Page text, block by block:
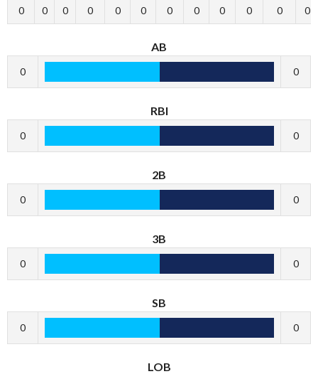
0 0 0 0 0 0 0 0 0 0 0 0
AB
0 0
RBI
0 0
2B
0 0
3B
0 0
SB
0 0
LOB